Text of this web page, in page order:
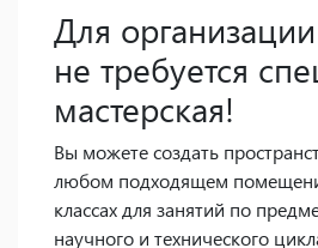
Для
не требуется
мастерская!
Вы можете создать
любом подходящем
классах для занятий по
научного и технического